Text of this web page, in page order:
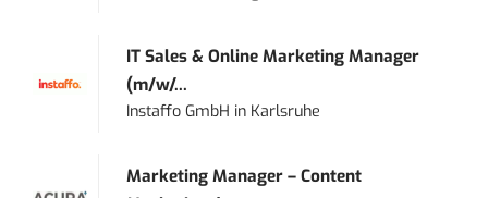
IT Sales & Online Marketing Manager
(m/w/...
Instaffo GmbH in Karlsruhe
Marketing Manager – Content